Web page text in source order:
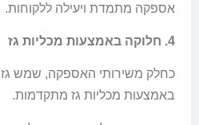
אספקה מתמדת ויעילה ללקוחות.
4. חלוקה באמצעות מכליות גז
כחלק משירותי האספקה, שמש גז
באמצעות מכליות גז מתקדמות.